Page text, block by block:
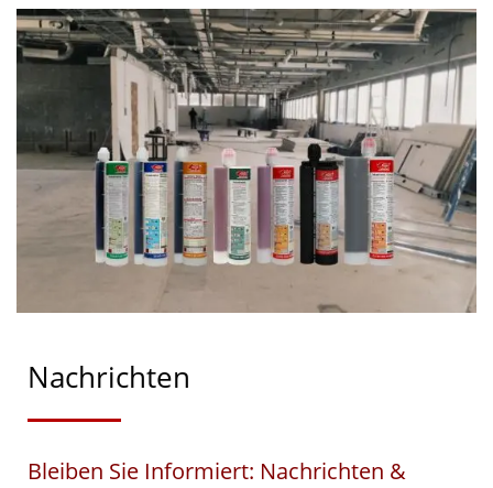
Nachrichten
Bleiben Sie Informiert: Nachrichten &